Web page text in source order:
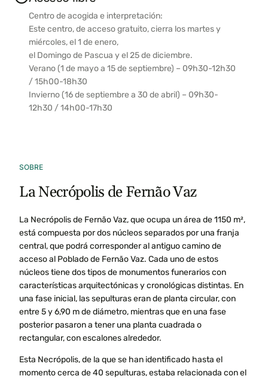
Centro de acogida e interpretación:
Este centro, de acceso gratuito, cierra los martes y
miércoles, el 1 de enero,
el Domingo de Pascua y el 25 de diciembre.
Verano (1 de mayo a 15 de septiembre) – 09h30-12h30
/ 15h00-18h30
Invierno (16 de septiembre a 30 de abril) – 09h30-
12h30 / 14h00-17h30
SOBRE
La Necrópolis de Fernão Vaz
La Necrópolis de Fernão Vaz, que ocupa un área de 1150 m²,
está compuesta por dos núcleos separados por una franja
central, que podrá corresponder al antiguo camino de
acceso al Poblado de Fernão Vaz. Cada uno de estos
núcleos tiene dos tipos de monumentos funerarios con
características arquitectónicas y cronológicas distintas. En
una fase inicial, las sepulturas eran de planta circular, con
entre 5 y 6,90 m de diámetro, mientras que en una fase
posterior pasaron a tener una planta cuadrada o
rectangular, con escalones alrededor.
Esta Necrópolis, de la que se han identificado hasta el
momento cerca de 40 sepulturas, estaba relacionada con el